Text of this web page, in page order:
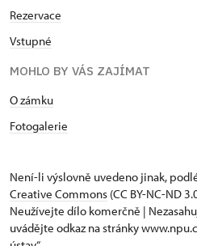
Rezervace
Vstupné
MOHLO BY VÁS ZAJÍMAT
O zámku
Fotogalerie
Není-li výslovně uvedeno jinak,
Creative Commons (CC BY-NC-ND
Neužívejte dílo komerčně |
uvádějte odkaz na stránky